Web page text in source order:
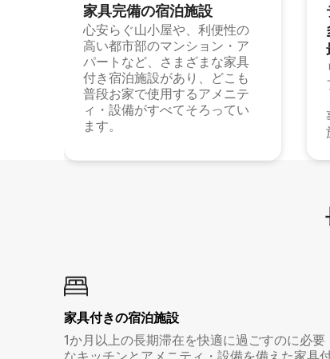
家具完備の宿⁠泊⁠施⁠設
心安らぐ山小屋や、利便性の
高い都市部のマンション・ア
パートなど、さまざまな家具
付き宿泊施設があり、どこも
普段お家で使用するアメニテ
ィ・設備がすべてそろってい
ます。
家具付き⁠の宿⁠泊⁠施⁠設
1か月以上の長期滞在を快適に過ごすのに必要